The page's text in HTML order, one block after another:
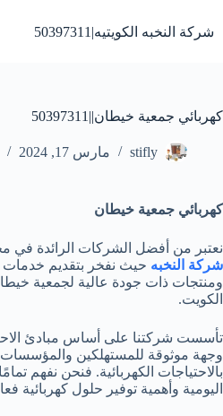
إلى
المحتوى
شركة النخبه الكويتيه|50397311
كهربائي جمعية خيطان||50397311
stifly مارس 17, 2024
كهربائي جمعية خيطان
نعتبر من أفضل الشركات الرائدة في
شركة النخبه حيث نفخر بتقديم خدمات
ومنتجات ذات جودة عالية لجمعية
الكويت.
تأسست شركتنا على أساس مبادئ
وجهة موثوقة للمستهلكين والمؤسسات
بالاحتياجات الكهربائية. فنحن نفهم
اليومية وأهمية توفير حلول كهربائية